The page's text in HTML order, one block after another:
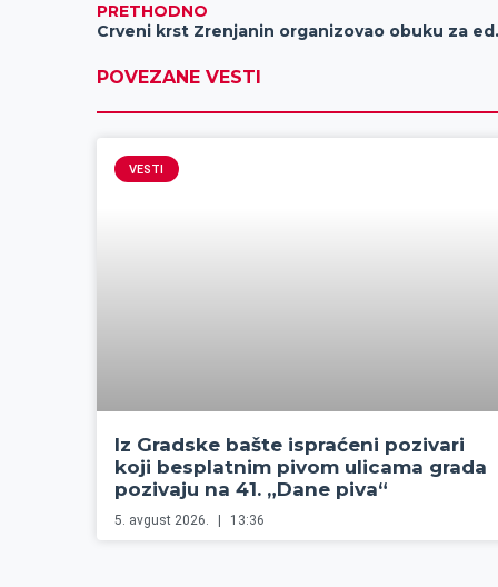
PRETHODNO
Crveni krst
POVEZANE VESTI
VESTI
Iz Gradske bašte ispraćeni pozivari
koji besplatnim pivom ulicama grada
pozivaju na 41. „Dane piva“
5. avgust 2026. 13:36